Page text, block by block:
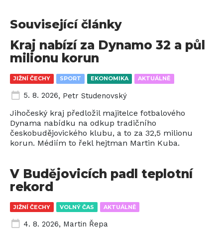
Související články
JIŽNÍ ČECHY SPORT EKONOMIKA AKTUÁLNĚ
Kraj nabízí za Dynamo 32 a půl
milionu korun
5. 8. 2026, Petr Studenovský
Jihočeský kraj předložil majitelce fotbalového
Dynama nabídku na odkup tradičního
českobudějovického klubu, a to za 32,5 milionu
korun. Médiím to řekl hejtman Martin Kuba.
JIŽNÍ ČECHY VOLNÝ ČAS AKTUÁLNĚ
V Budějovicích padl teplotní
rekord
4. 8. 2026, Martin Řepa